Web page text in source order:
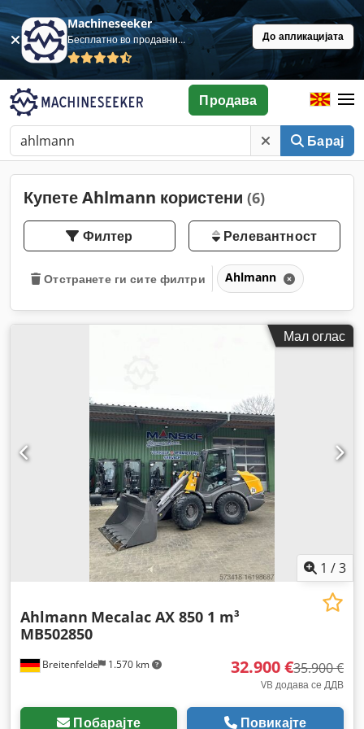
Machineseeker
Бесплатно во продавница До апликацијата
Барај
Продава
Купете Ahlmann користени (6)
Филтер Релевантност
Отстранете ги сите филтри Ahlmann
Мал оглас
1 /3
Breitenfelde 1.570 km
Ahlmann Mecalac AX 850 1 m³
MB502850
32.900 €35.900 €
VB додава се ДДВ
Побарајте Повикајте